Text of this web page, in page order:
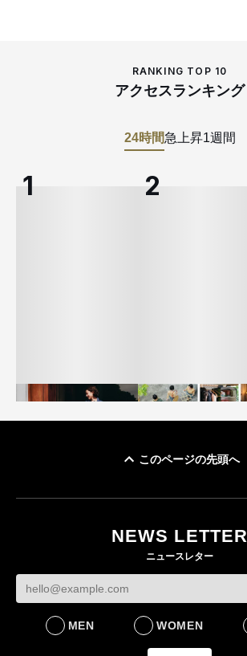
RANKING TOP 10
アクセスランキング
24時間急上昇1週間
ケットなど7型を発売
をラインナップ
このページの先頭へ
NEWS LETTER
ニュースレター
MEN WOMEN